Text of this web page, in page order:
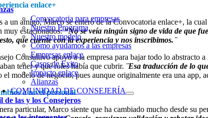
Convocatoria para empresas
Nuestro Programa
Nuestro modelo
Cómo ayudamos a las empresas
Empresas enlace
Casos de Exito
Impacto enlace
Alianzas
COMUNIDAD DE CONSEJERÍA
de las y los Consejeros
enlace+
a un amigo, Marco se enteró de la Convocatoria enlace+, la
muy estacionados:“No se veía ningún signo de vida de que
que cuente con la experiencia y nos inscribimos.
Consultivo apoyó a la empresa para bajar todo lo abstracto
tener y qué roles había que cubrir. ¨Esa traducción de lo
el modelo de negocio, pues aunque originalmente era una app,
a nivel personal
particular, Marco siente que ha cambiado mucho desde su